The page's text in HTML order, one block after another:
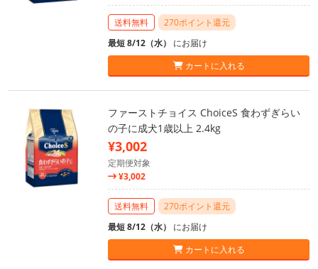
送料無料
270ポイント還元
最短 8/12（水） にお届け
カートに入れる
ファーストチョイス ChoiceS 食わずぎらい
の子に成犬1歳以上 2.4kg
¥3,002
定期便対象
¥3,002
送料無料
270ポイント還元
最短 8/12（水） にお届け
カートに入れる